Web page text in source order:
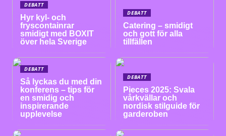
DEBATT
Hyr kyl- och
fryscontainrar
smidigt med BOXIT
över hela Sverige
DEBATT
Catering – smidigt
och gott för alla
tillfällen
DEBATT
Så lyckas du med din
konferens – tips för
en smidig och
inspirerande
upplevelse
DEBATT
Pieces 2025: Svala
vårkvällar och
nordisk stilguide för
garderoben